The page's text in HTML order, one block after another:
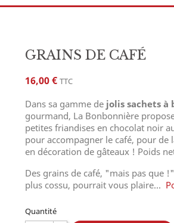
GRAINS DE CAFÉ
16,00 € TTC
Dans sa gamme de jolis sachets à
gourmand, La Bonbonnière
petites friandises en chocolat noir
pour accompagner le café, pour
en décoration de gâteaux ! Poids
Des grains de café, "mais pas que
plus cossu, pourrait vous plaire...
Quantité